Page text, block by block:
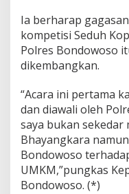
Ia berharap
kompetisi Seduh
Polres Bondowoso
dikembangkan.
“Acara ini pertama
dan diawali oleh
saya bukan
Bhayangkara
Bondowoso
UMKM,”pungkas
Bondowoso. (*)